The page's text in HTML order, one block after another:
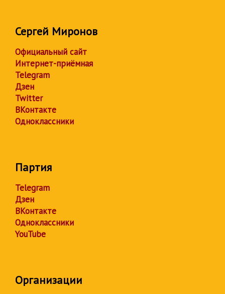
Сергей Миронов
Официальный сайт
Интернет-приёмная
Telegram
Дзен
Twitter
ВКонтакте
Одноклассники
Партия
Telegram
Дзен
ВКонтакте
Одноклассники
YouTube
Организации